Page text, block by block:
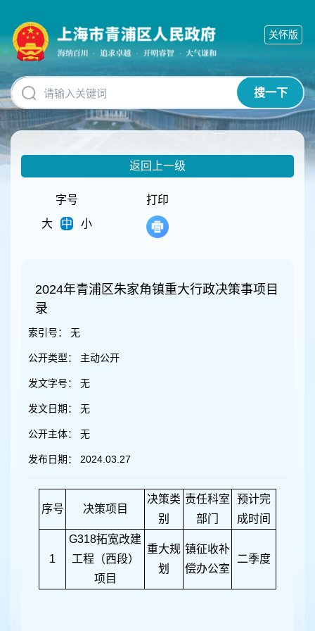
碍
操
明
跳
转
到
网
搜一下
关怀版
返回上一级
字号
大
中 小
打印
2024年青浦区朱家角镇重大行政决策事项目
录
索引号： 无
公开类型： 主动公开
发文字号： 无
发文日期： 无
公开主体： 无
发布日期： 2024.03.27
序号 决策项目
决策类
别
责任科室
部门
预计完
成时间
1
G318拓宽改建
工程（西段）
项目
重大规
划
镇征收补
偿办公室
二季度